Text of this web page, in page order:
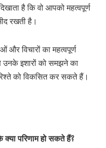
है कि वो आपको महत्वपूर्ण
रखती है।
और विचारों का महत्वपूर्ण
उनके इशारों को समझने का
को विकसित कर सकते हैं।
परिणाम हो सकते हैं?